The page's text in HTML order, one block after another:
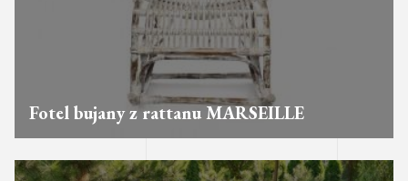
Fotel bujany z rattanu MARSEILLE